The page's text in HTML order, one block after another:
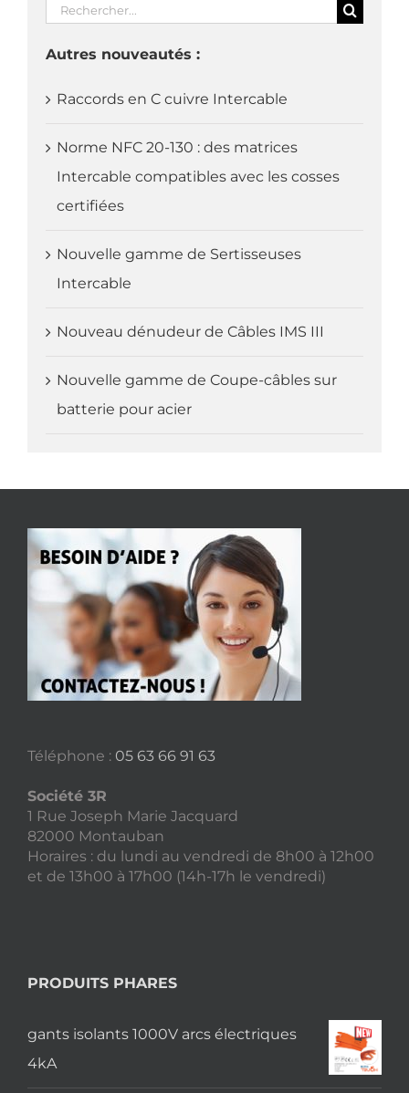
Rechercher:
Autres nouveautés :
Raccords en C cuivre Intercable
Norme NFC 20-130 : des matrices
Intercable compatibles avec les cosses
certifiées
Nouvelle gamme de Sertisseuses
Intercable
Nouveau dénudeur de Câbles IMS III
Nouvelle gamme de Coupe-câbles sur
batterie pour acier
Téléphone : 05 63 66 91 63
Société 3R
1 Rue Joseph Marie Jacquard
82000 Montauban
Horaires : du lundi au vendredi de 8h00 à 12h00
et de 13h00 à 17h00 (14h-17h le vendredi)
PRODUITS PHARES
gants isolants 1000V arcs électriques
4kA